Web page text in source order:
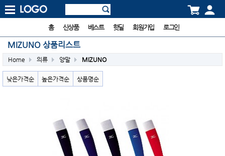
홈 신상품 베스트 핫딜 회원가입 로그인
MIZUNO 상품리스트
Home 의류 양말 MIZUNO
낮은가격순 높은가격순 상품명순